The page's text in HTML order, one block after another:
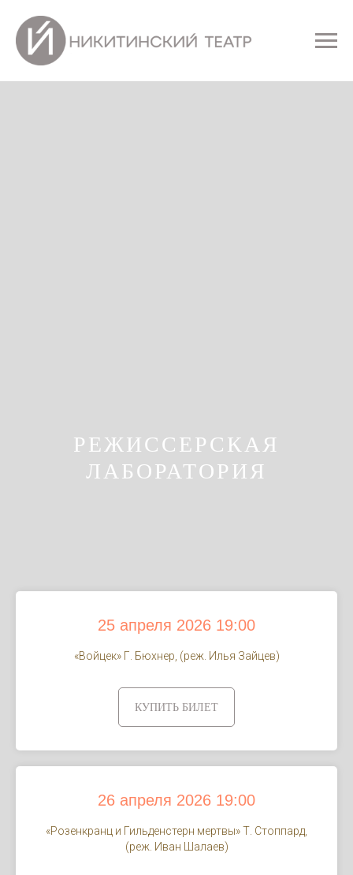
РЕЖИССЕРСКАЯ
ЛАБОРАТОРИЯ
25 апреля 2026 19:00
«Войцек» Г. Бюхнер, (реж. Илья Зайцев)
КУПИТЬ БИЛЕТ
26 апреля 2026 19:00
«Розенкранц и Гильденстерн мертвы» Т. Стоппард,
(реж. Иван Шалаев)